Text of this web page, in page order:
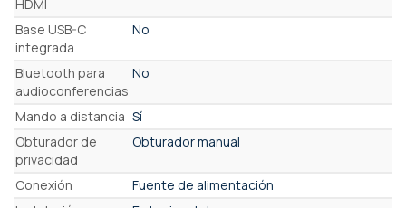
HDMI
Base USB-C
integrada
No
Bluetooth para
audioconferencias
No
Mando a distancia Sí
Obturador de
privacidad
Obturador manual
Conexión
Fuente de alimentación